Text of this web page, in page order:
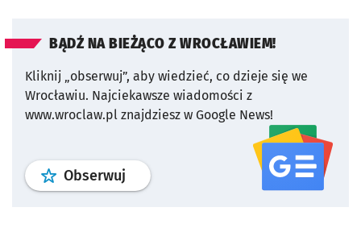
BĄDŹ NA BIEŻĄCO Z WROCŁAWIEM!
Kliknij „obserwuj”, aby wiedzieć, co dzieje się we
Wrocławiu. Najciekawsze wiadomości z
www.wroclaw.pl znajdziesz w Google News!
Obserwuj profil serwisu